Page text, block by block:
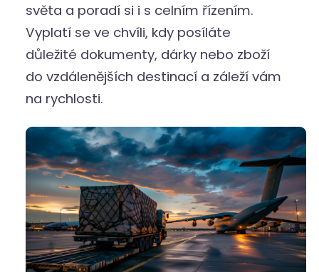
světa a poradí si i s celním řízením.
Vyplatí se ve chvíli, kdy posíláte
důležité dokumenty, dárky nebo zboží
do vzdálenějších destinací a záleží vám
na rychlosti.